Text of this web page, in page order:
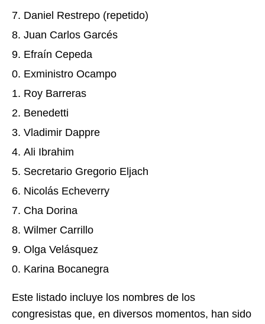
Daniel Restrepo (repetido)
Juan Carlos Garcés
Efraín Cepeda
Exministro Ocampo
Roy Barreras
Benedetti
Vladimir Dappre
Ali Ibrahim
Secretario Gregorio Eljach
Nicolás Echeverry
Cha Dorina
Wilmer Carrillo
Olga Velásquez
Karina Bocanegra
Este listado incluye los nombres de los
congresistas que, en diversos momentos, han sido